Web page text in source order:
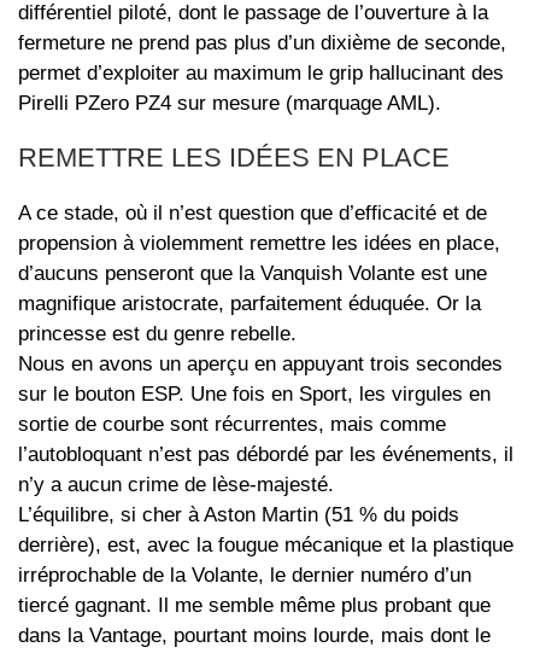
différentiel piloté, dont le passage de l’ouverture à la
fermeture ne prend pas plus d’un dixième de seconde,
permet d’exploiter au maximum le grip hallucinant des
Pirelli PZero PZ4 sur mesure (marquage AML).
REMETTRE LES IDÉES EN PLACE
A ce stade, où il n’est question que d’efficacité et de
propension à violemment remettre les idées en place,
d’aucuns penseront que la Vanquish Volante est une
magnifique aristocrate, parfaitement éduquée. Or la
princesse est du genre rebelle.
Nous en avons un aperçu en appuyant trois secondes
sur le bouton ESP. Une fois en Sport, les virgules en
sortie de courbe sont récurrentes, mais comme
l’autobloquant n’est pas débordé par les événements, il
n’y a aucun crime de lèse-majesté.
L’équilibre, si cher à Aston Martin (51 % du poids
derrière), est, avec la fougue mécanique et la plastique
irréprochable de la Volante, le dernier numéro d’un
tiercé gagnant. Il me semble même plus probant que
dans la Vantage, pourtant moins lourde, mais dont le